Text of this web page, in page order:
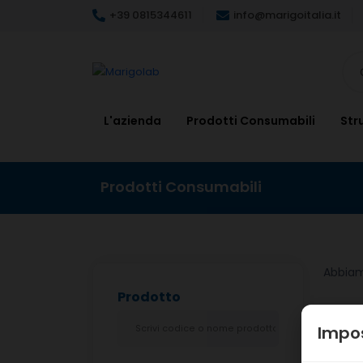
+39 0815344611 info@marigoitalia.it
L'azienda Prodotti Consumabili
Prodotti Consumabili
Prodotto